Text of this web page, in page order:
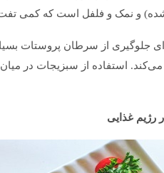
شده) و نمک و فلفل است که کمی
جلوگیری از سرطان پروستات
استفاده از سبزیجات در
رژیم غذایی